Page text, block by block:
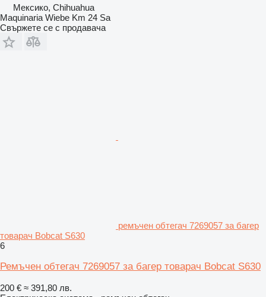
Мексико, Chihuahua
Maquinaria Wiebe Km 24 Sa
Свържете се с продавача
ремъчен обтегач 7269057 за багер
товарач Bobcat S630
6
Ремъчен обтегач 7269057 за багер товарач Bobcat S630
200 € ≈ 391,80 лв.